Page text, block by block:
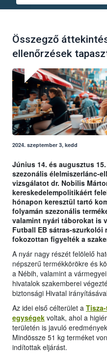
Összegző
ellenőrzések
2024. szeptember 3, kedd
Június 14. és augusztus
szezonális élelmiszerlánc-
vizsgálatot dr. Nobilis
kereskedelempolitikáért
hónapon keresztül tartó
folyamán szezonális
valamint nyári táborokat is
Futball EB sátras-
fokozottan figyelték a
A nyár nagy részét felölelő
népszerű termékkörökre és
a Nébih, valamint a
hivatalok szakemberei
biztonsági Hivatal
Az idei első célterület a
egységek voltak, ahol a
területén is javuló
Mindössze 51 kg terméket
indítottak eljárást.